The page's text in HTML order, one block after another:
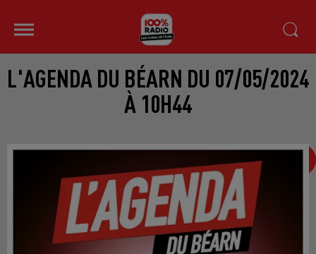
L'AGENDA DU BÉARN DU 07/05/2024
À 10H44